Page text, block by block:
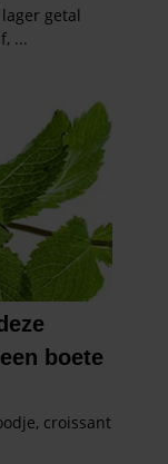
analyse. Deze
met andere
hun services. U
website blijft